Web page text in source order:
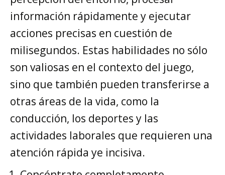
información rápidamente y ejecutar
acciones precisas en cuestión de
milisegundos. Estas habilidades no sólo
son valiosas en el contexto del juego,
sino que también pueden transferirse a
otras áreas de la vida, como la
conducción, los deportes y las
actividades laborales que requieren una
atención rápida ye incisiva.